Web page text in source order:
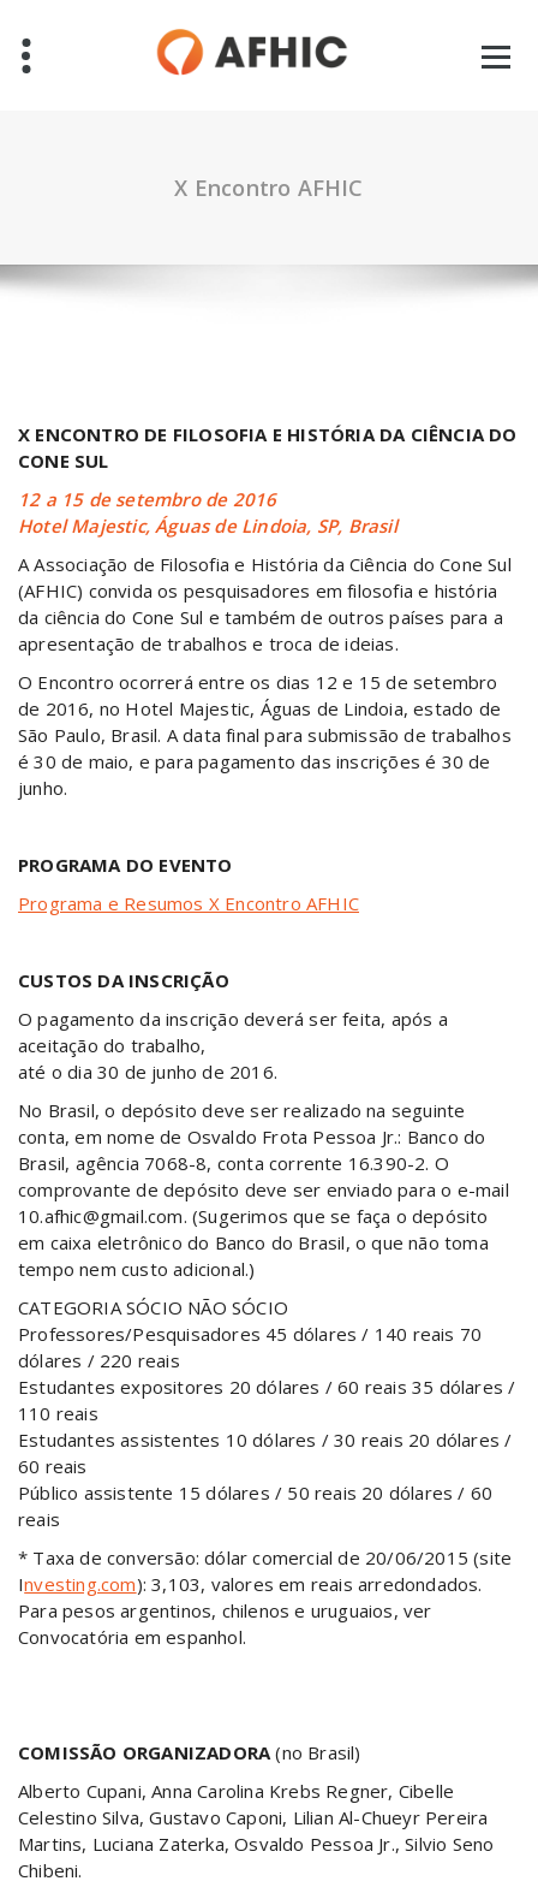
para
X Encontro AFHIC
X ENCONTRO DE FILOSOFIA E HISTÓRIA DA CIÊNCIA DO
CONE SUL
12 a 15 de setembro de 2016
Hotel Majestic, Águas de Lindoia, SP, Brasil
A Associação de Filosofia e História da Ciência do Cone Sul
(AFHIC) convida os pesquisadores em filosofia e história
da ciência do Cone Sul e também de outros países para a
apresentação de trabalhos e troca de ideias.
O Encontro ocorrerá entre os dias 12 e 15 de setembro
de 2016, no Hotel Majestic, Águas de Lindoia, estado de
São Paulo, Brasil. A data final para submissão de trabalhos
é 30 de maio, e para pagamento das inscrições é 30 de
junho.
PROGRAMA DO EVENTO
Programa e Resumos X Encontro AFHIC
CUSTOS DA INSCRIÇÃO
O pagamento da inscrição deverá ser feita, após a
aceitação do trabalho,
até o dia 30 de junho de 2016.
No Brasil, o depósito deve ser realizado na seguinte
conta, em nome de Osvaldo Frota Pessoa Jr.: Banco do
Brasil, agência 7068-8, conta corrente 16.390-2. O
comprovante de depósito deve ser enviado para o e-mail
10.afhic@gmail.com. (Sugerimos que se faça o depósito
em caixa eletrônico do Banco do Brasil, o que não toma
tempo nem custo adicional.)
CATEGORIA SÓCIO NÃO SÓCIO
Professores/Pesquisadores 45 dólares / 140 reais 70
dólares / 220 reais
Estudantes expositores 20 dólares / 60 reais 35 dólares /
110 reais
Estudantes assistentes 10 dólares / 30 reais 20 dólares /
60 reais
Público assistente 15 dólares / 50 reais 20 dólares / 60
reais
* Taxa de conversão: dólar comercial de 20/06/2015 (site
Investing.com): 3,103, valores em reais arredondados.
Para pesos argentinos, chilenos e uruguaios, ver
Convocatória em espanhol.
COMISSÃO ORGANIZADORA(no Brasil)
Alberto Cupani, Anna Carolina Krebs Regner, Cibelle
Celestino Silva, Gustavo Caponi, Lilian Al-Chueyr Pereira
Martins, Luciana Zaterka, Osvaldo Pessoa Jr., Silvio Seno
Chibeni.